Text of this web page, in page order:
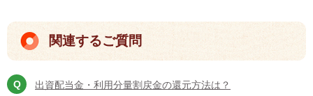
関連するご質問
出資配当金・利用分量割戻金の還元方法は？